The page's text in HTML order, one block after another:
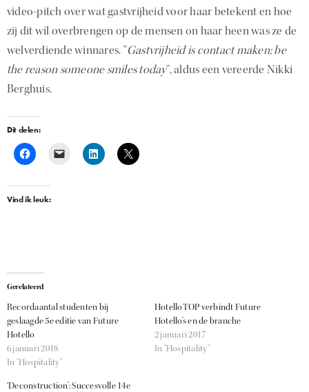
video-pitch over wat gastvrijheid voor haar betekent en hoe
zij dit wil overbrengen op de mensen on haar heen was ze de
welverdiende winnares. “Gastvrijheid is contact maken; be
the reason someone smiles today”, aldus een vereerde Nikki
Berghuis.
Dit delen:
Vind ik leuk:
Gerelateerd
Recordaantal studenten bij
geslaagde 5e editie van Future
Hotello
6 januari 2018
In "Hospitality"
HotelloTOP verbindt Future
Hotello’s en de branche
2 januari 2017
In "Hospitality"
‘Deconstruction’: Succesvolle 14e